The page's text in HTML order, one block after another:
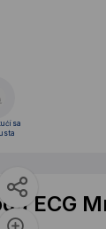
sa
ECG